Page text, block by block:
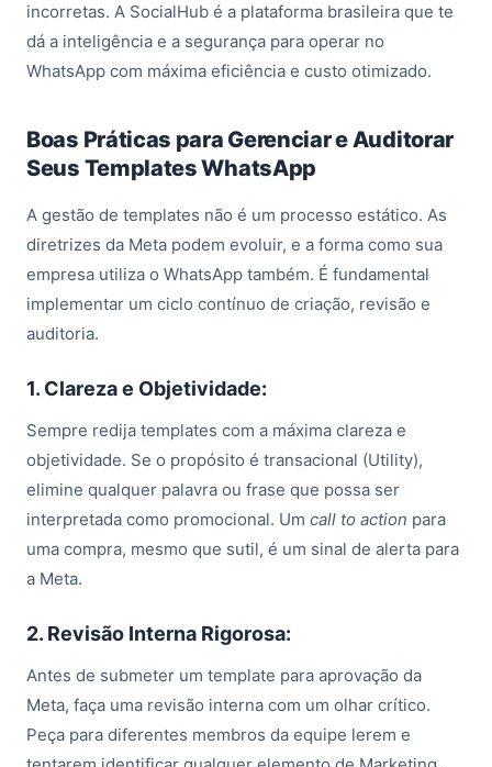
incorretas. A SocialHub é a plataforma brasileira que te
dá a inteligência e a segurança para operar no
WhatsApp com máxima eficiência e custo otimizado.
Boas Práticas para Gerenciar e Auditorar
Seus Templates WhatsApp
A gestão de templates não é um processo estático. As
diretrizes da Meta podem evoluir, e a forma como sua
empresa utiliza o WhatsApp também. É fundamental
implementar um ciclo contínuo de criação, revisão e
auditoria.
1. Clareza e Objetividade:
Sempre redija templates com a máxima clareza e
objetividade. Se o propósito é transacional (Utility),
elimine qualquer palavra ou frase que possa ser
interpretada como promocional. Um call to action para
uma compra, mesmo que sutil, é um sinal de alerta para
a Meta.
2. Revisão Interna Rigorosa:
Antes de submeter um template para aprovação da
Meta, faça uma revisão interna com um olhar crítico.
Peça para diferentes membros da equipe lerem e